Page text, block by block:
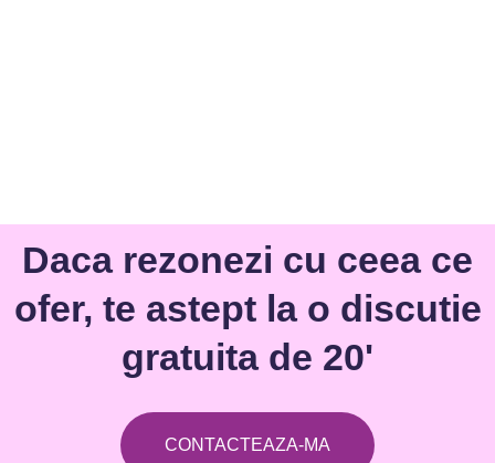
Daca rezonezi cu ceea ce
ofer, te astept la o discutie
gratuita de 20'
CONTACTEAZA-MA